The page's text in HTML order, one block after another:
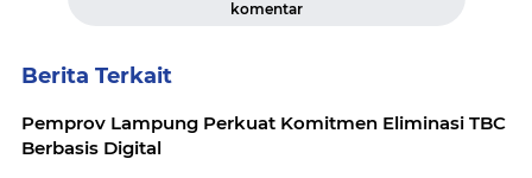
komentar
Berita Terkait
Pemprov Lampung Perkuat Komitmen Eliminasi TBC
Berbasis Digital